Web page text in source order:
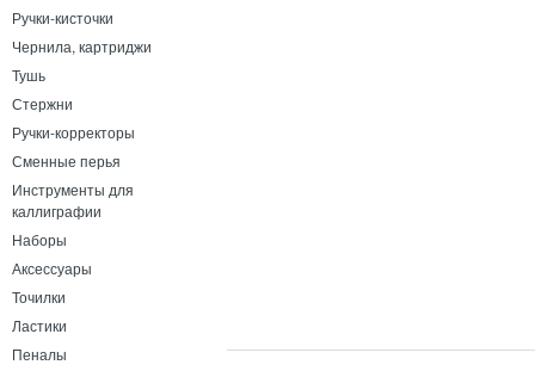
Ручки-кисточки
Чернила, картриджи
Тушь
Стержни
Ручки-корректоры
Сменные перья
Инструменты для
каллиграфии
Наборы
Аксессуары
Точилки
Ластики
Пеналы